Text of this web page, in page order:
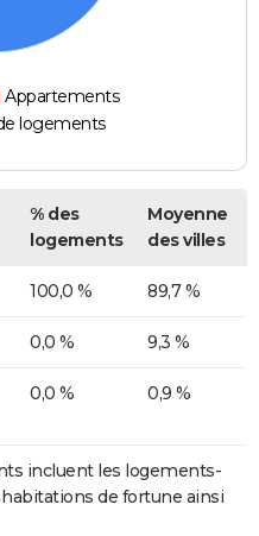
Appartements
logements
% des
logements
Moyenne
des villes
100,0 % 89,7 %
0,0 % 9,3 %
0,0 % 0,9 %
incluent les logements-
de fortune ainsi